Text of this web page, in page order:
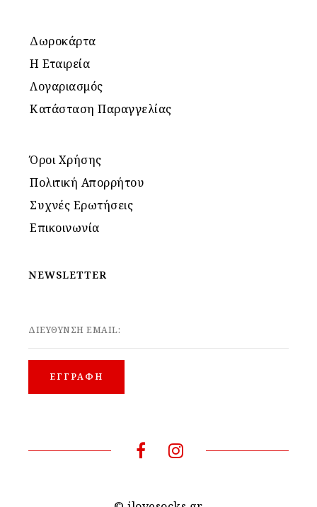
Δωροκάρτα
Η Εταιρεία
Λογαριασμός
Κατάσταση Παραγγελίας
Όροι Χρήσης
Πολιτική Απορρήτου
Συχνές Ερωτήσεις
Επικοινωνία
NEWSLETTER
ΔΙΕΥΘΥΝΣΗ EMAIL: